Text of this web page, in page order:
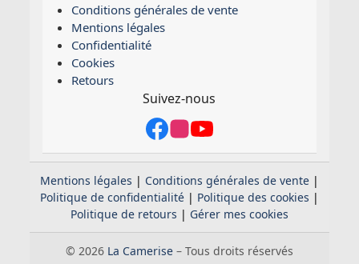
Conditions générales de vente
Mentions légales
Confidentialité
Cookies
Retours
Suivez-nous
Mentions légales | Conditions générales de vente|
Politique de confidentialité| Politique des cookies |
Politique de retours | Gérer mes cookies
© 2026 La Camerise– Tous droits réservés